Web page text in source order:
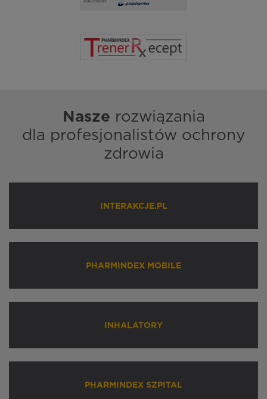
Nasze rozwiązania
dla profesjonalistów ochrony
zdrowia
INTERAKCJE.PL
PHARMINDEX MOBILE
INHALATORY
PHARMINDEX SZPITAL